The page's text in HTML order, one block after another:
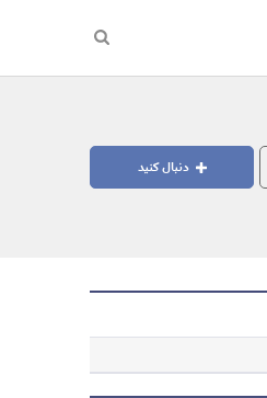
دنبال کنید